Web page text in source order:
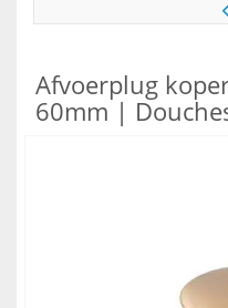
Afvoerplug
60mm |